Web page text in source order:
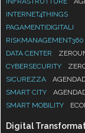
INTERNET4THINGS
PAGAMENTIDIGITALI
RISKMANAGEMENT360
DATA CENTER
CYBERSECURITY
SICUREZZA
SMART CITY
SMART MOBILITY
Digital